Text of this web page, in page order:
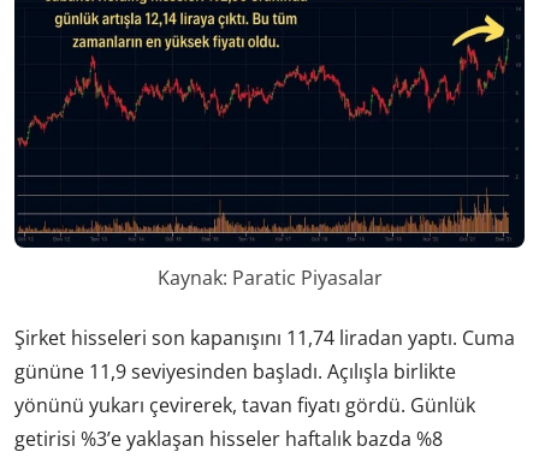
Kaynak: Paratic Piyasalar
Şirket hisseleri son kapanışını 11,74 liradan yaptı. Cuma
gününe 11,9 seviyesinden başladı. Açılışla birlikte
yönünü yukarı çevirerek, tavan fiyatı gördü. Günlük
getirisi %3’e yaklaşan hisseler haftalık bazda %8